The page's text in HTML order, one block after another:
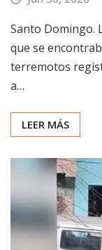
Santo Domingo.
que se
terremotos
a…
LEER MÁS